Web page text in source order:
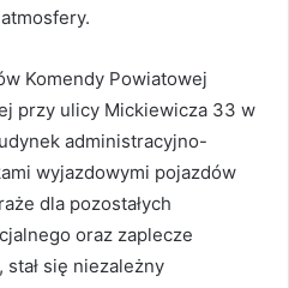
Komendy Powiatowej
przy ulicy Mickiewicza 33 w
administracyjno-
wyjazdowymi pojazdów
dla pozostałych
oraz zaplecze
się niezależny